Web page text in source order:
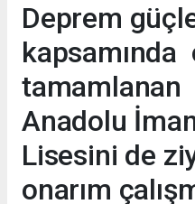
Deprem
kapsamında
tamamlanan
Anadolu
Lisesini de
onarım